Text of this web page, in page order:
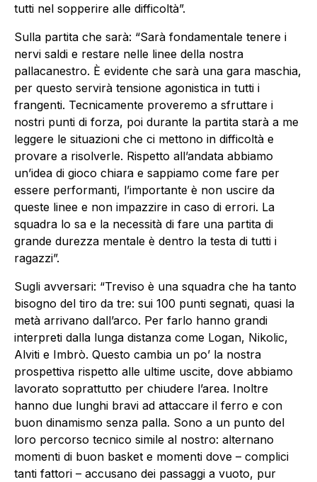
tutti nel sopperire alle difficoltà”.
Sulla partita che sarà: “Sarà fondamentale tenere i
nervi saldi e restare nelle linee della nostra
pallacanestro. È evidente che sarà una gara maschia,
per questo servirà tensione agonistica in tutti i
frangenti. Tecnicamente proveremo a sfruttare i
nostri punti di forza, poi durante la partita starà a me
leggere le situazioni che ci mettono in difficoltà e
provare a risolverle. Rispetto all’andata abbiamo
un’idea di gioco chiara e sappiamo come fare per
essere performanti, l’importante è non uscire da
queste linee e non impazzire in caso di errori. La
squadra lo sa e la necessità di fare una partita di
grande durezza mentale è dentro la testa di tutti i
ragazzi”.
Sugli avversari: “Treviso è una squadra che ha tanto
bisogno del tiro da tre: sui 100 punti segnati, quasi la
metà arrivano dall’arco. Per farlo hanno grandi
interpreti dalla lunga distanza come Logan, Nikolic,
Alviti e Imbrò. Questo cambia un po’ la nostra
prospettiva rispetto alle ultime uscite, dove abbiamo
lavorato soprattutto per chiudere l’area. Inoltre
hanno due lunghi bravi ad attaccare il ferro e con
buon dinamismo senza palla. Sono a un punto del
loro percorso tecnico simile al nostro: alternano
momenti di buon basket e momenti dove – complici
tanti fattori – accusano dei passaggi a vuoto, pur